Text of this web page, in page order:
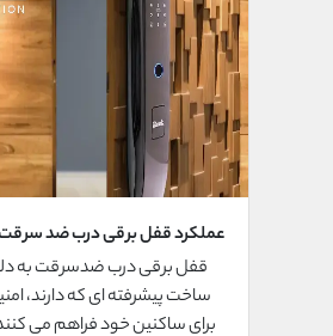
عملکرد قفل برقی درب ضد سرقت و
امنیت خانه‌ها
قفل برقی درب ضدسرقت به
ساخت پیشرفته ای که دارند،
برای ساکنین خود فراهم می